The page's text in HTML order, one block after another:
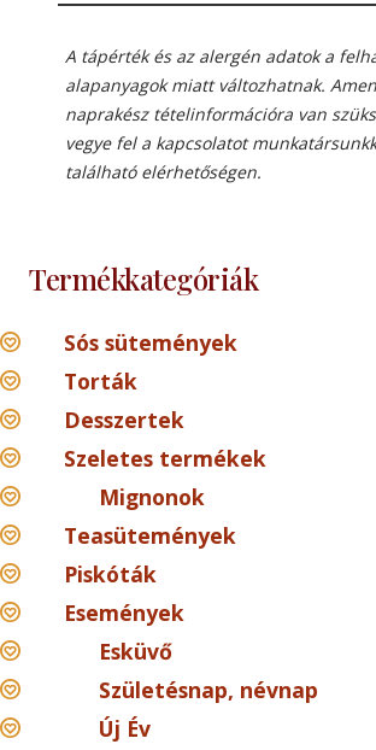
A tápérték és az alergén adatok a
alapanyagok miatt változhatnak.
naprakész tételinformációra van
vegye fel a kapcsolatot
található elérhetőségen.
Termékkategóriák
Sós sütemények
Torták
Desszertek
Szeletes termékek
Mignonok
Teasütemények
Piskóták
Események
Esküvő
Születésnap, névnap
Új Év